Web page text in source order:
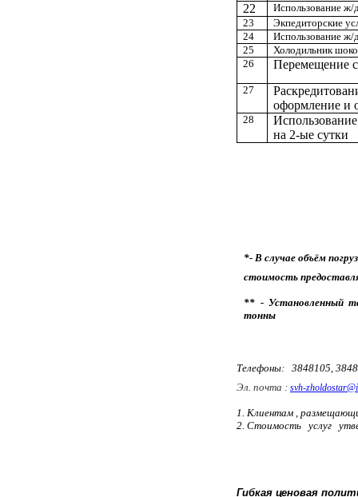
22
Использование ж/
23
Экпедиторские
24
Использование ж/
25
Холодильник
26
Перемещение
27
оформление и
28
на 2-ые сутки
*- В случае объём
стоимость
** - Установленный
тонны
Телефоны: 3848105 ,
Эл. почта : svh-
1. Клиентам ,
2. Стоимость услуг
Гибкая ценовая